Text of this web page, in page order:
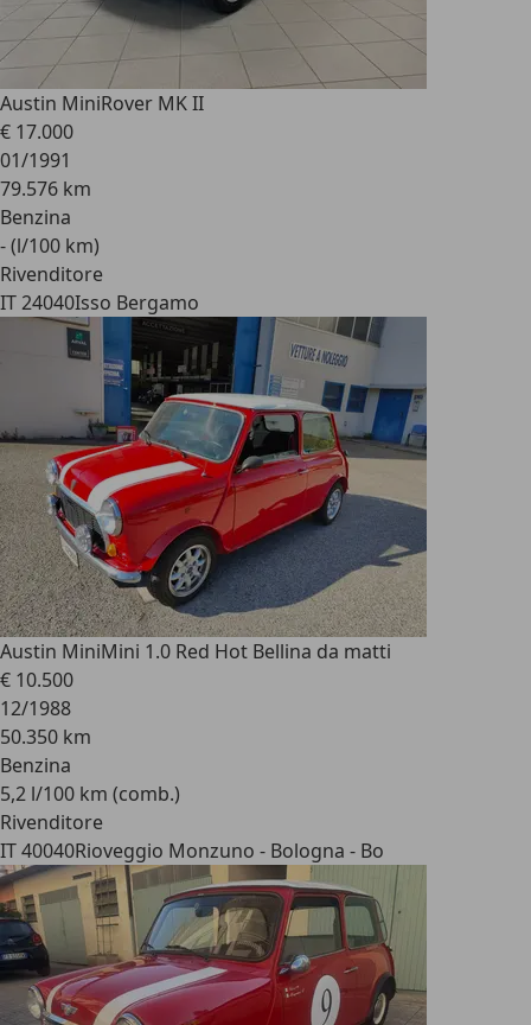
Austin MiniRover MK II
€ 17.000
01/1991
79.576 km
Benzina
- (l/100 km)
Rivenditore
IT 24040Isso Bergamo
Austin MiniMini 1.0 Red Hot Bellina da matti
€ 10.500
12/1988
50.350 km
Benzina
5,2 l/100 km (comb.)
Rivenditore
IT 40040Rioveggio Monzuno - Bologna - Bo